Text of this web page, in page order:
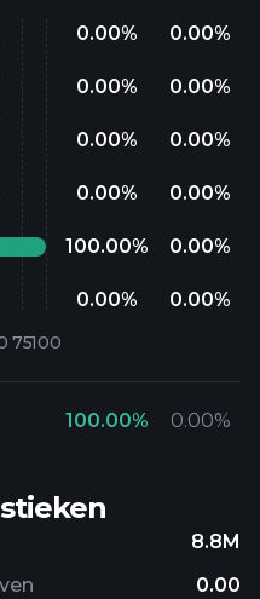
8.8M
0.00
0.00% 0.00%
0.00% 0.00%
0.00% 0.00%
0.00% 0.00%
100.00% 0.00%
0.00% 0.00%
100.00% 0.00%